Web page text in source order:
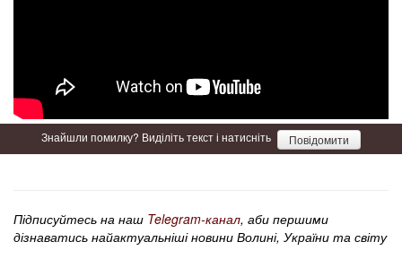
Знайшли помилку? Виділіть текст і натисніть Повідомити
Підписуйтесь на наш Telegram-канал, аби першими
дізнаватись найактуальніші новини Волині, України та світу